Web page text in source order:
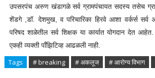
उपसरपंच अरुण खंडागळे सर्व ग्रामपंचायत सदस्य तसेच
शेंडगे ,डॉ. देशमुख, व परिचारिका हिरवे आशा वर्कर्स सर्व
परिषद शाळेतील सर्व शिक्षक या कार्यात योगदान देत
एकही व्यक्ती पाँझिटिव्ह आढळली नाही.
Tags # breaking # अकलूज # आरोग्य विभाग